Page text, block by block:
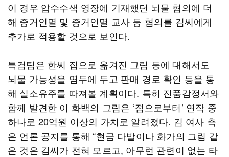
이 경우 압수수색 영장에 기재했던 뇌물 혐의에 더
해 증거인멸 및 증거인멸 교사 등 혐의를 김씨에게
추가로 적용할 것으로 보인다.
특검팀은 한씨 집으로 옮겨진 그림 등에 대해서도
뇌물 가능성을 염두에 두고 판매 경로 확인 등을 통
해 실소유주를 따져볼 계획이다. 특히 진품감정서와
함께 발견한 이 화백의 그림은 ‘점으로부터’ 연작 중
하나로 20억원 이상의 가치로 알려졌다. 김 여사 측
은 언론 공지를 통해 “현금 다발이나 화가의 그림 같
은 것은 김씨가 전혀 모르고, 아무런 관련이 없는 타